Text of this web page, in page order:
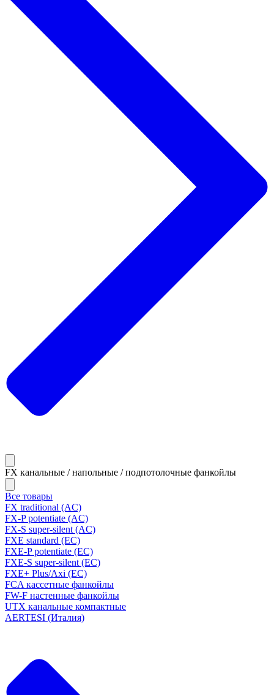
FX канальные / напольные / подпотолочные фанкойлы
Все товары
FX traditional (AC)
FX-P potentiate (AC)
FX-S super-silent (AC)
FXE standard (EC)
FXE-P potentiate (EC)
FXE-S super-silent (EC)
FXE+ Plus/Axi (EC)
FCA кассетные фанкойлы
FW-F настенные фанкойлы
UTX канальные компактные
AERTESI (Италия)